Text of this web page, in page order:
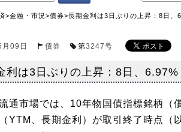
>金融・市況 >債券>長期金利は3日ぶりの上昇：8日、
09日 債券 第3247号
利は3日ぶりの上昇：8日、6.97%
通市場では、10年物国債指標銘柄（
YTM、長期金利）が取引終了時点（